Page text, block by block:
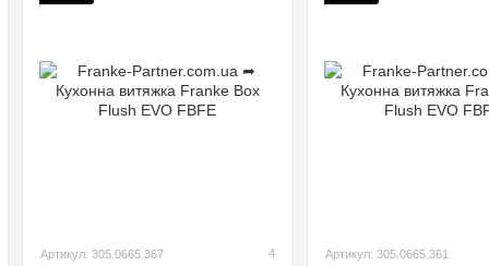
Артикул: 305.0665.367 4 Артикул: 305.0665.361